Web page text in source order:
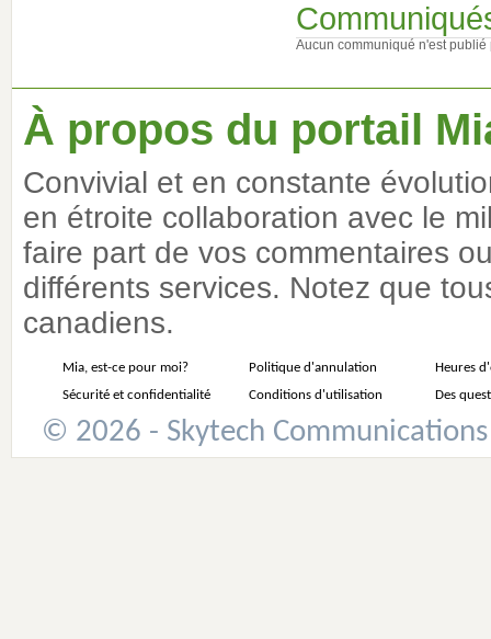
Aucun communiqué n'est publié
À propos du portail
Convivial et en constante
en étroite collaboration avec le
faire part de vos commentaires
différents services. Notez que
canadiens.
Mia, est-ce pour moi? Politique d'annulation
Heures
Sécurité et confidentialité
Conditions d'utilisation Des
© 2026 - Skytech Communications